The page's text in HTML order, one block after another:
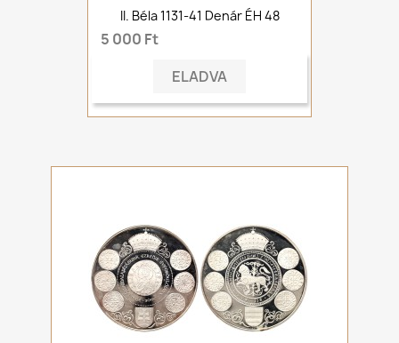
II. Béla 1131-41 Denár ÉH 48
5 000 Ft
ELADVA